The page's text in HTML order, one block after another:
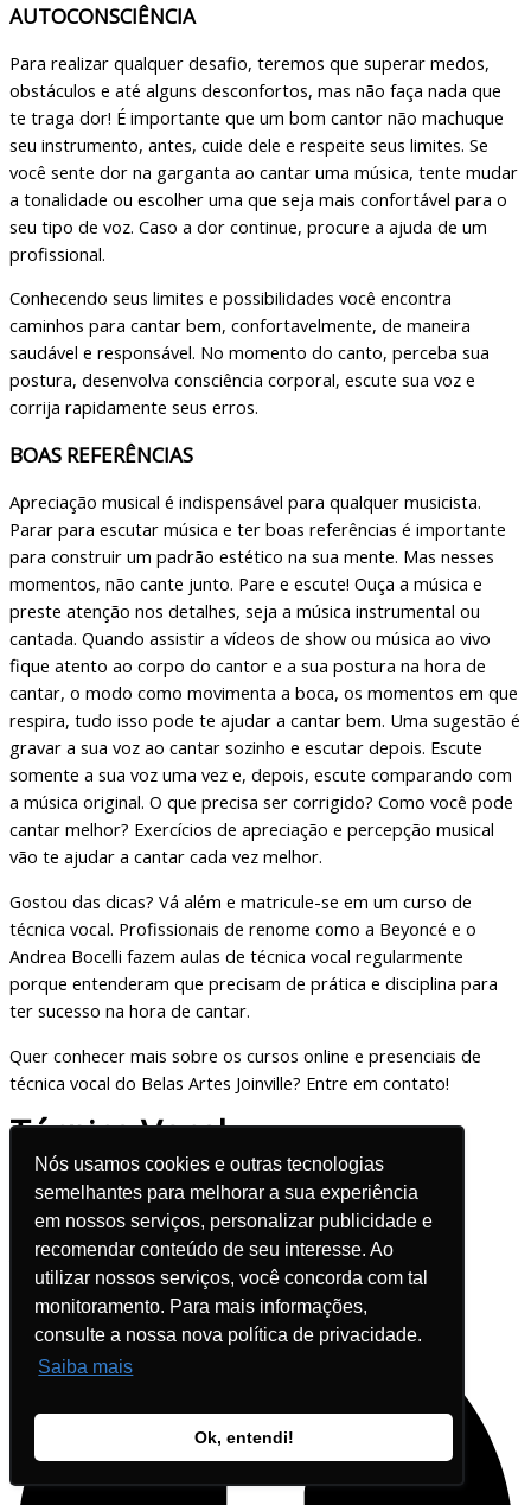
Nós usamos cookies e outras tecnologias
semelhantes para melhorar a sua experiência
em nossos serviços, personalizar publicidade e
recomendar conteúdo de seu interesse. Ao
utilizar nossos serviços, você concorda com tal
monitoramento. Para mais informações,
consulte a nossa nova política de privacidade.
Saiba mais
Ok, entendi!
AUTOCONSCIÊNCIA
Para realizar qualquer desafio, teremos que superar medos,
obstáculos e até alguns desconfortos, mas não faça nada que
te traga dor! É importante que um bom cantor não machuque
seu instrumento, antes, cuide dele e respeite seus limites. Se
você sente dor na garganta ao cantar uma música, tente mudar
a tonalidade ou escolher uma que seja mais confortável para o
seu tipo de voz. Caso a dor continue, procure a ajuda de um
profissional.
Conhecendo seus limites e possibilidades você encontra
caminhos para cantar bem, confortavelmente, de maneira
saudável e responsável. No momento do canto, perceba sua
postura, desenvolva consciência corporal, escute sua voz e
corrija rapidamente seus erros.
BOAS REFERÊNCIAS
Apreciação musical é indispensável para qualquer musicista.
Parar para escutar música e ter boas referências é importante
para construir um padrão estético na sua mente. Mas nesses
momentos, não cante junto. Pare e escute! Ouça a música e
preste atenção nos detalhes, seja a música instrumental ou
cantada. Quando assistir a vídeos de show ou música ao vivo
fique atento ao corpo do cantor e a sua postura na hora de
cantar, o modo como movimenta a boca, os momentos em que
respira, tudo isso pode te ajudar a cantar bem. Uma sugestão é
gravar a sua voz ao cantar sozinho e escutar depois. Escute
somente a sua voz uma vez e, depois, escute comparando com
a música original. O que precisa ser corrigido? Como você pode
cantar melhor? Exercícios de apreciação e percepção musical
vão te ajudar a cantar cada vez melhor.
Gostou das dicas? Vá além e matricule-se em um curso de
técnica vocal. Profissionais de renome como a Beyoncé e o
Andrea Bocelli fazem aulas de técnica vocal regularmente
porque entenderam que precisam de prática e disciplina para
ter sucesso na hora de cantar.
Quer conhecer mais sobre os cursos online e presenciais de
técnica vocal do Belas Artes Joinville? Entre em contato!
Técnica Vocal
VER TODOS OS CURSOS
Autora:Heloiza Castro